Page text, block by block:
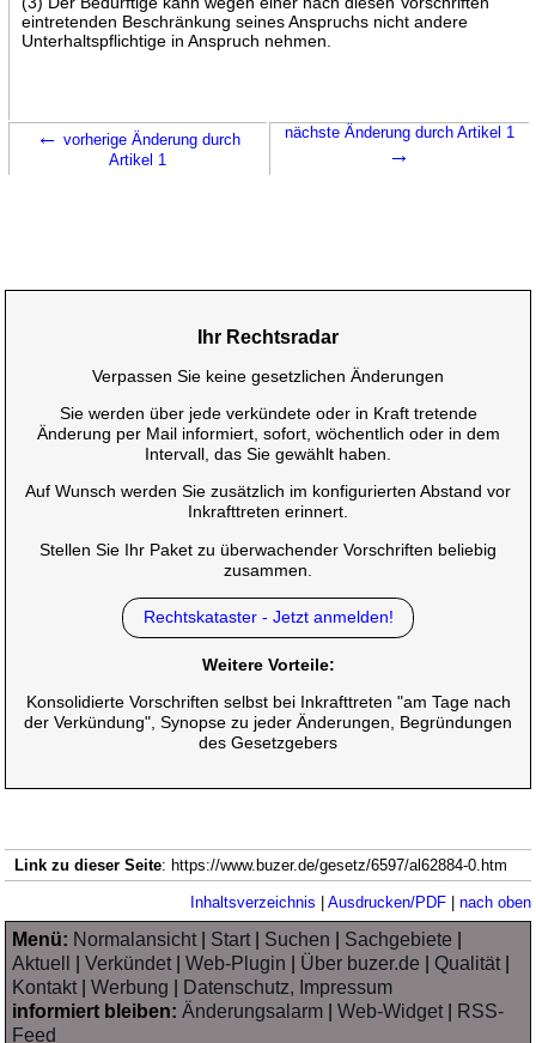
eintretenden Beschränkung seines Anspruchs nicht andere
Unterhaltspflichtige in Anspruch nehmen.
← vorherige Änderung durch
Artikel 1
nächste Änderung durch Artikel 1
→
Ihr Rechtsradar
Verpassen Sie keine gesetzlichen Änderungen
Sie werden über jede verkündete oder in Kraft tretende
Änderung per Mail informiert, sofort, wöchentlich oder in dem
Intervall, das Sie gewählt haben.
Auf Wunsch werden Sie zusätzlich im konfigurierten Abstand vor
Inkrafttreten erinnert.
Stellen Sie Ihr Paket zu überwachender Vorschriften beliebig
zusammen.
Rechtskataster - Jetzt anmelden!
Weitere Vorteile:
Konsolidierte Vorschriften selbst bei Inkrafttreten "am Tage nach
der Verkündung", Synopse zu jeder Änderungen, Begründungen
des Gesetzgebers
Link zu dieser Seite: https://www.buzer.de/gesetz/6597/al62884-0.htm
Inhaltsverzeichnis Ausdrucken/PDF| nach oben
Menü: Normalansicht| Start| Suchen Sachgebiete
Aktuell
|Verkündet|Web-Plugin Über buzer.de |Qualität|
Kontakt|Werbung
Datenschutz, Impressum
informiert bleiben: Änderungsalarm |Web-Widget|
RSS-
Feed